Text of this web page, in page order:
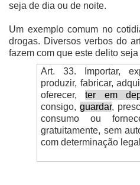
seja de dia ou de noite.
Um exemplo comum no
drogas. Diversos verbos do
fazem com que este delito
Art. 33. Importar,
produzir, fabricar,
oferecer,ter em
consigo, guardar,
consumo ou
gratuitamente, sem
com determinação